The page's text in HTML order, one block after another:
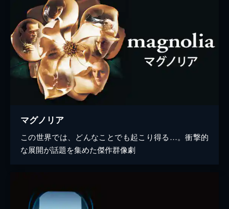
マグノリア
この世界では、どんなことでも起こり得る…。衝撃的
な展開が話題を集めた傑作群像劇